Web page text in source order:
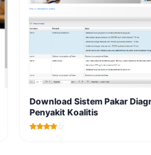
Download Sistem Pakar
Penyakit Koalitis